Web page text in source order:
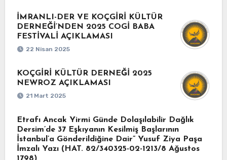
İMRANLI-DER VE KOÇGİRİ KÜLTÜR
DERNEĞİ’NDEN 2025 COGİ BABA
FESTİVALİ AÇIKLAMASI
22 Nisan 2025
KOÇGİRİ KÜLTÜR DERNEĞİ 2025
NEWROZ AÇIKLAMASI
21 Mart 2025
Etrafı Ancak Yirmi Günde Dolaşılabilir Dağlık
Dersim’de 37 Eşkıyanın Kesilmiş Başlarının
İstanbul’a Gönderildiğine Dair” Yusuf Ziya Paşa
İmzalı Yazı (HAT. 82/340325-02-1213/8 Ağustos